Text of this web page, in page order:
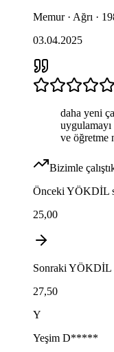
Memur · Ağrı ·
03.04.2025
daha yeni
uygulamayı
ve öğretme
Bizimle
Önceki YÖKDİL
25,00
Sonraki YÖKDİL
27,50
Y
Yeşim D*****